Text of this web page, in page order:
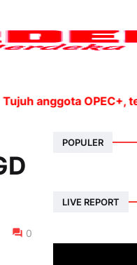
anggota OPEC+,
0
POPULER
LIVE REPORT